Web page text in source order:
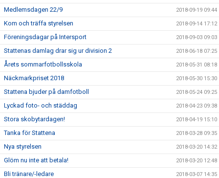
Medlemsdagen 22/9 2018-09-19 09:44
Kom och träffa styrelsen 2018-09-14 17:12
Föreningsdagar på Intersport 2018-09-03 09:03
Stattenas damlag drar sig ur division 2 2018-06-18 07:25
Årets sommarfotbollsskola 2018-05-31 08:18
Näckmarkpriset 2018 2018-05-30 15:30
Stattena bjuder på damfotboll 2018-05-24 09:25
Lyckad foto- och städdag 2018-04-23 09:38
Stora skobytardagen! 2018-04-19 15:10
Tanka för Stattena 2018-03-28 09:35
Nya styrelsen 2018-03-20 14:32
Glöm nu inte att betala! 2018-03-20 12:48
Bli tränare/-ledare 2018-03-07 14:35